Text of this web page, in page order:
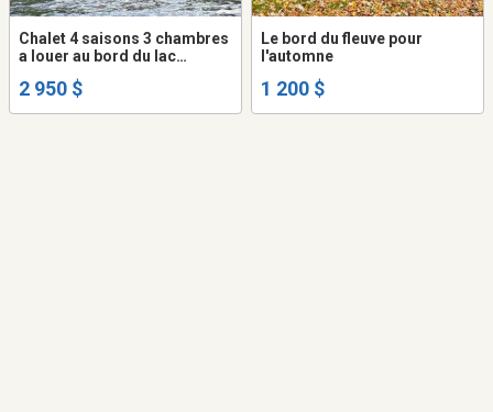
Chalet 4 saisons 3 chambres
a louer au bord du lac
2 950 $
Le bord du fleuve pour
l'automne
1 200 $